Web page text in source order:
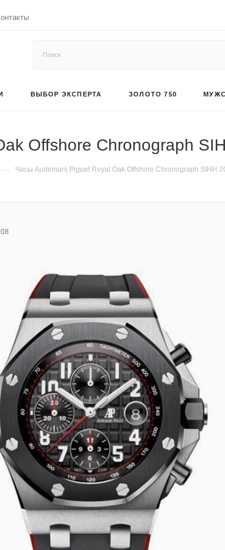
ВЫБОР ЭКСПЕРТА ЗОЛОТО 750
Offshore Chronograph
— Часы Audemars Piguet Royal Oak Offshore Chronograph SIHH